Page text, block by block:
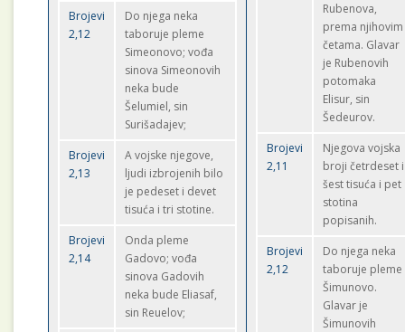
Brojevi
2,12
Do njega neka
taboruje pleme
Simeonovo; vođa
sinova Simeonovih
neka bude
Šelumiel, sin
Surišadajev;
Brojevi
2,13
A vojske njegove,
ljudi izbrojenih bilo
je pedeset i devet
tisuća i tri stotine.
Brojevi
2,14
Onda pleme
Gadovo; vođa
sinova Gadovih
neka bude Eliasaf,
sin Reuelov;
Rubenova,
prema njihovim
četama. Glavar
je Rubenovih
potomaka
Elisur, sin
Šedeurov.
Brojevi
2,11
Njegova vojska
broji četrdeset i
šest tisuća i pet
stotina
popisanih.
Brojevi
2,12
Do njega neka
taboruje pleme
Šimunovo.
Glavar je
Šimunovih